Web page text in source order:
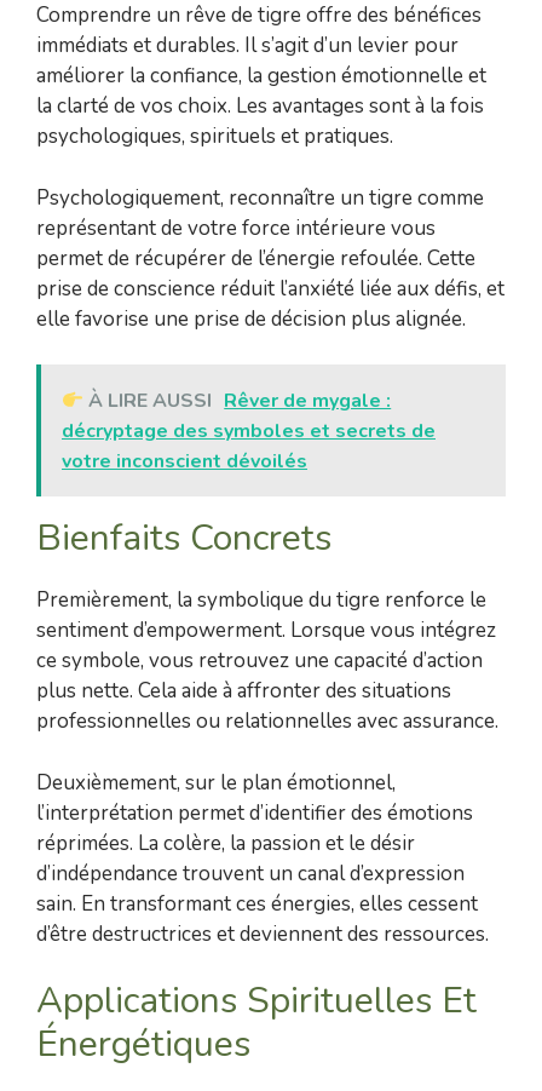
Comprendre un rêve de tigre offre des bénéfices
immédiats et durables. Il s’agit d’un levier pour
améliorer la confiance, la gestion émotionnelle et
la clarté de vos choix. Les avantages sont à la fois
psychologiques, spirituels et pratiques.
Psychologiquement, reconnaître un tigre comme
représentant de votre force intérieure vous
permet de récupérer de l’énergie refoulée. Cette
prise de conscience réduit l’anxiété liée aux défis, et
elle favorise une prise de décision plus alignée.
À LIRE AUSSI Rêver de mygale :
décryptage des symboles et secrets de
votre inconscient dévoilés
Bienfaits Concrets
Premièrement, la symbolique du tigre renforce le
sentiment d’empowerment. Lorsque vous intégrez
ce symbole, vous retrouvez une capacité d’action
plus nette. Cela aide à affronter des situations
professionnelles ou relationnelles avec assurance.
Deuxièmement, sur le plan émotionnel,
l’interprétation permet d’identifier des émotions
réprimées. La colère, la passion et le désir
d’indépendance trouvent un canal d’expression
sain. En transformant ces énergies, elles cessent
d’être destructrices et deviennent des ressources.
Applications Spirituelles Et
Énergétiques